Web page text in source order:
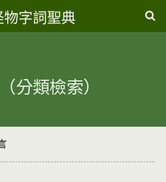
物字詞聖典
分類檢索）